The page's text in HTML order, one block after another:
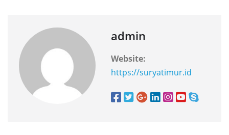
admin
Website:
https://suryatimur.id